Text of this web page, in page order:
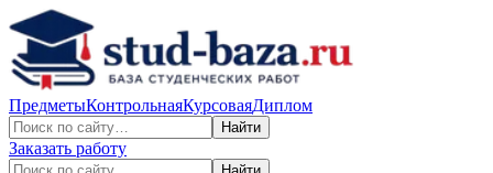
ПредметыКонтрольнаяКурсоваяДиплом
Найти
Заказать работу